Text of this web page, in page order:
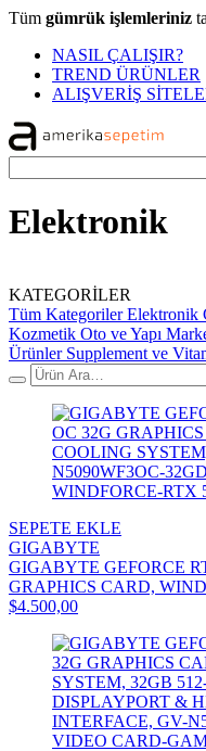
Tüm gümrük işlemleriniz
NASIL ÇALIŞIR?
TREND ÜRÜNLER
ALIŞVERİŞ
Elektronik
KATEGORİLER
Tüm KategorilerElektronik
Kozmetik Oto ve Yapı
Ürünler Supplement ve
SEPETE EKLE
GIGABYTE
GIGABYTE GEFORCE
GRAPHICS CARD,
$4.500,00